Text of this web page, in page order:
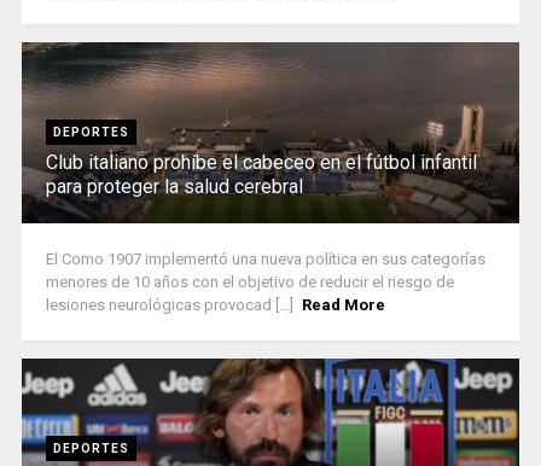
DEPORTES
Club italiano prohíbe el cabeceo en el fútbol infantil
para proteger la salud cerebral
El Como 1907 implementó una nueva política en sus categorías
menores de 10 años con el objetivo de reducir el riesgo de
lesiones neurológicas provocad [...]
Read More
DEPORTES